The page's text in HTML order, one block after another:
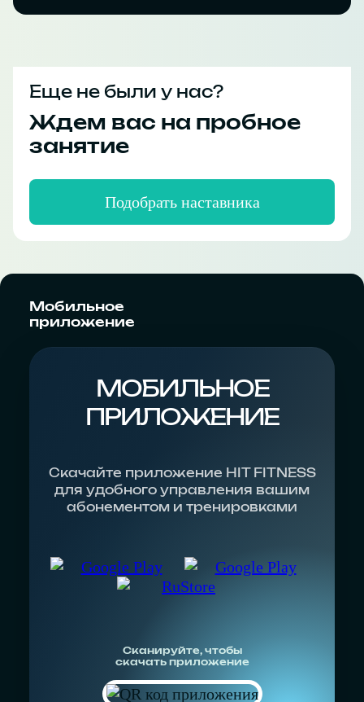
Еще не были у нас?
Ждем вас на пробное
занятие
Подобрать наставника
Мобильное
приложение
МОБИЛЬНОЕ
ПРИЛОЖЕНИЕ
Скачайте приложение HIT FITNESS
для удобного управления вашим
абонементом и тренировками
Сканируйте, чтобы
скачать приложение
Атмосфера
на Комендантской площади